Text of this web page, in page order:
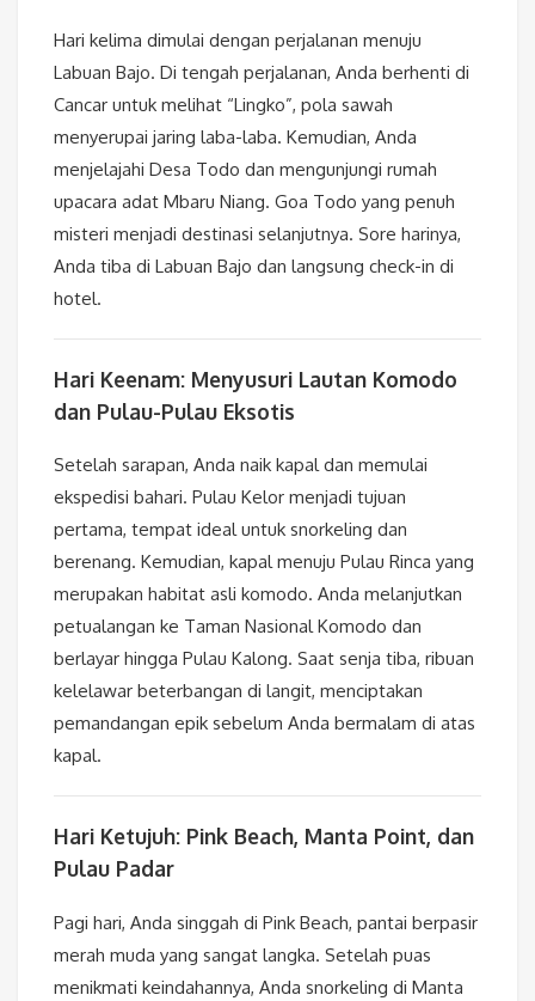
Hari kelima dimulai dengan perjalanan menuju
Labuan Bajo. Di tengah perjalanan, Anda berhenti di
Cancar untuk melihat “Lingko”, pola sawah
menyerupai jaring laba-laba. Kemudian, Anda
menjelajahi Desa Todo dan mengunjungi rumah
upacara adat Mbaru Niang. Goa Todo yang penuh
misteri menjadi destinasi selanjutnya. Sore harinya,
Anda tiba di Labuan Bajo dan langsung check-in di
hotel.
Hari Keenam: Menyusuri Lautan Komodo
dan Pulau-Pulau Eksotis
Setelah sarapan, Anda naik kapal dan memulai
ekspedisi bahari. Pulau Kelor menjadi tujuan
pertama, tempat ideal untuk snorkeling dan
berenang. Kemudian, kapal menuju Pulau Rinca yang
merupakan habitat asli komodo. Anda melanjutkan
petualangan ke Taman Nasional Komodo dan
berlayar hingga Pulau Kalong. Saat senja tiba, ribuan
kelelawar beterbangan di langit, menciptakan
pemandangan epik sebelum Anda bermalam di atas
kapal.
Hari Ketujuh: Pink Beach, Manta Point, dan
Pulau Padar
Pagi hari, Anda singgah di Pink Beach, pantai berpasir
merah muda yang sangat langka. Setelah puas
menikmati keindahannya, Anda snorkeling di Manta